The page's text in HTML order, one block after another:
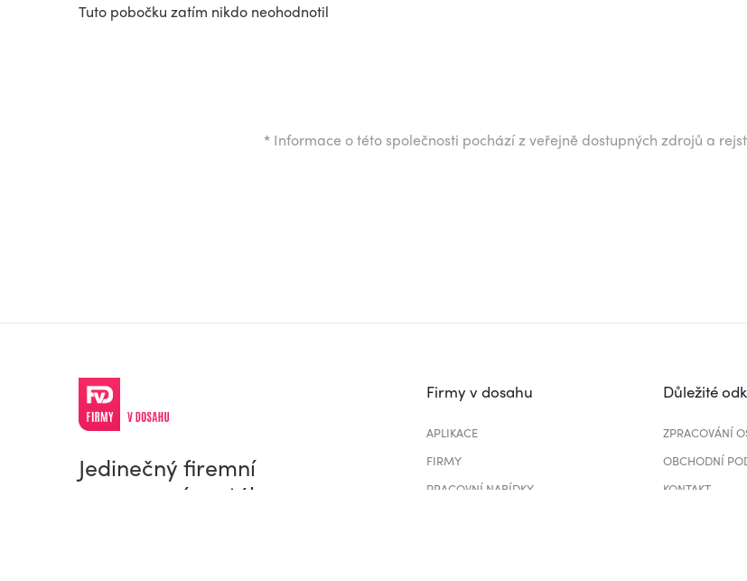
Tuto pobočku zatím nikdo neohodnotil
* Informace o této společnosti pochází z veřejně dostupných zdrojů a
Jedinečný firemní
a pracovní portál
Firmy v dosahu
APLIKACE
FIRMY
PRACOVNÍ NABÍDKY
Důležité
ZPRACOVÁNÍ
OBCHODNÍ
KONTAKT